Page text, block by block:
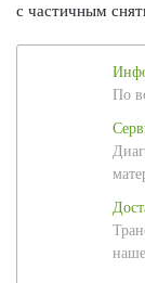
с частичным
По